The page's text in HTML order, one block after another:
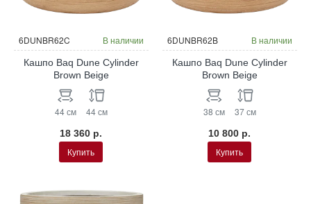
6DUNBR62C В наличии
Кашпо Baq Dune Cylinder
Brown Beige
44 см 44 см
18 360 р.
Купить
6DUNBR62B В наличии
Кашпо Baq Dune Cylinder
Brown Beige
38 см 37 см
10 800 р.
Купить